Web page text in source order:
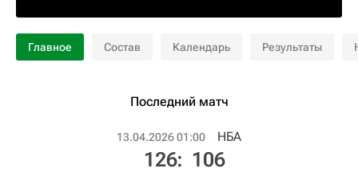
Главное Состав Календарь Результаты
Последний матч
13.04.2026 01:00 НБА
126: 106